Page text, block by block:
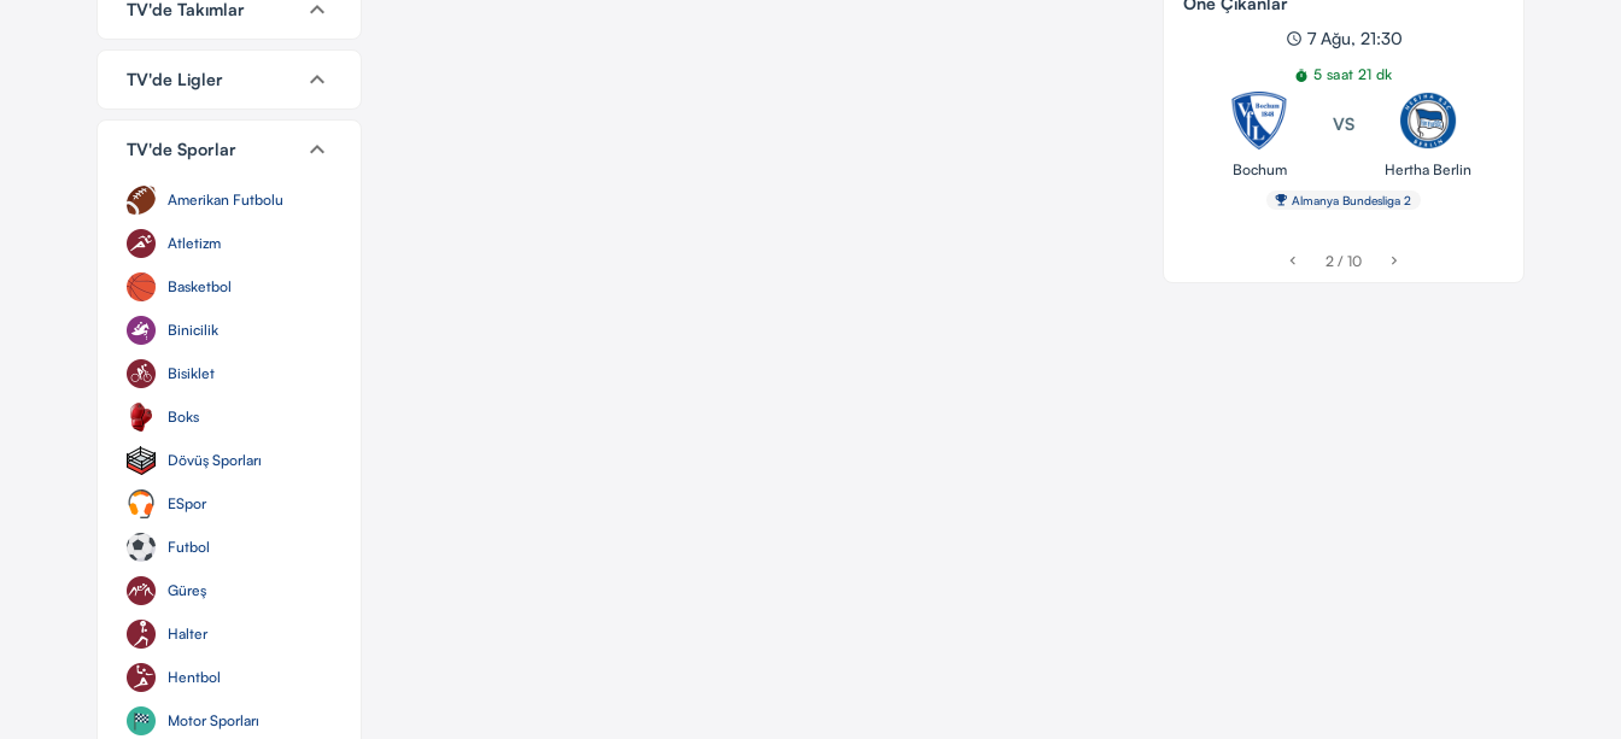
TV'de Takımlar keyboard_arrow_down
TV'de Ligler keyboard_arrow_down
TV'de Sporlar keyboard_arrow_down
Amerikan Futbolu
Atletizm
Basketbol
Binicilik
Bisiklet
Boks
Dövüş Sporları
ESpor
Futbol
Güreş
Halter
Hentbol
Motor Sporları
schedule 7 Ağu, 21:30
timer 5 saat 21 dk
Bochum
VS
Hertha Berlin
emoji_events Almanya Bundesliga 2
chevron_left 2 / 10 chevron_right